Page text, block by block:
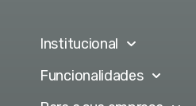
Institucional
Funcionalidades